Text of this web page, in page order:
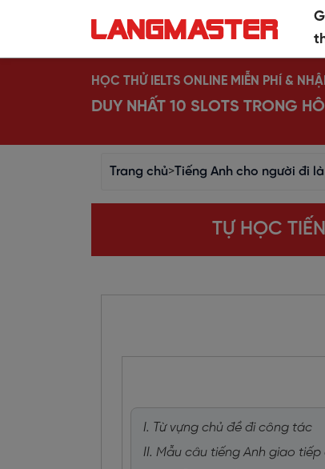
HỌC THỬ IELTS ONLINE MIỄN PHÍ &
DUY NHẤT 10 SLOTS TRONG
Trang chủ>Tiếng Anh cho người đi
TỰ HỌC
I. Từ vựng chủ đề đi công tác
II. Mẫu câu tiếng Anh giao